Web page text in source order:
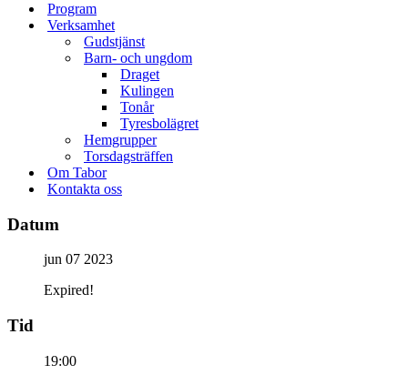
Program
Verksamhet
Gudstjänst
Barn- och ungdom
Draget
Kulingen
Tonår
Tyresbolägret
Hemgrupper
Torsdagsträffen
Om Tabor
Kontakta oss
Datum
jun 07 2023
Expired!
Tid
19:00